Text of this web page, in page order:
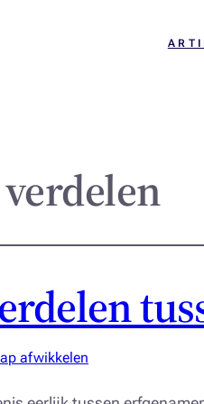
afwikkelen